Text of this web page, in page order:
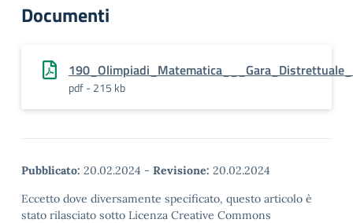
Documenti
pdf - 215 kb
Pubblicato: 20.02.2024 - Revisione: 20.02.2024
Eccetto dove diversamente specificato, questo articolo è
stato rilasciato sotto Licenza Creative Commons